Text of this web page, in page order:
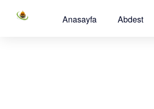
Anasayfa Abdest